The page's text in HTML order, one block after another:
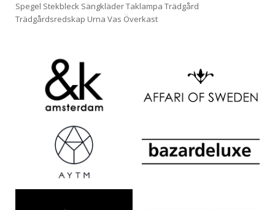
Spegel Stekbleck SängkläderTaklampa Trädgård
Trädgårdsredskap Urna Vas Överkast